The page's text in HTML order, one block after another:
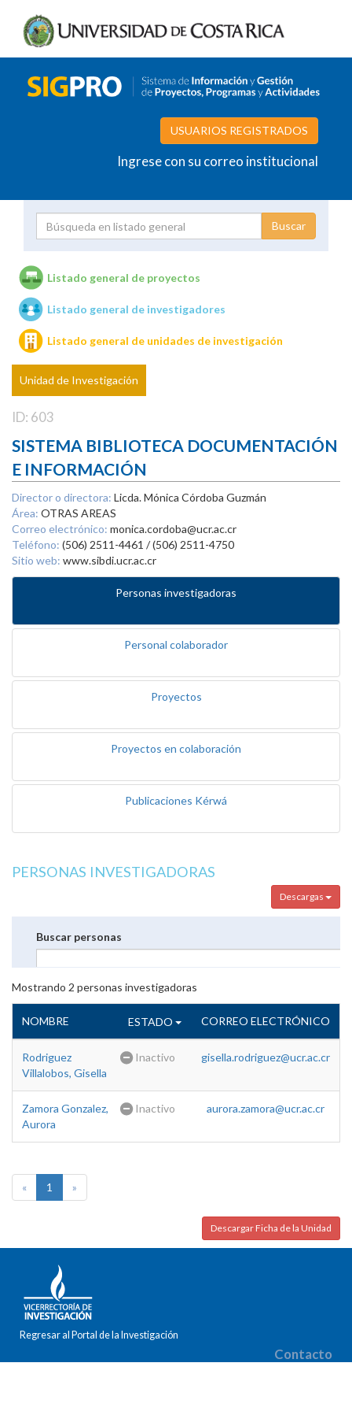
USUARIOS REGISTRADOS
Ingrese con su correo institucional
Unidades de investigación
Listado general de proyectos
Listado general de investigadores
Listado general de unidades de investigación
Unidad de Investigación
ID: 603
SISTEMA BIBLIOTECA DOCUMENTACIÓN
E INFORMACIÓN
Director o directora: Licda. Mónica Córdoba Guzmán
Área: OTRAS AREAS
Correo electrónico: monica.cordoba@ucr.ac.cr
Teléfono: (506) 2511-4461 / (506) 2511-4750
Sitio web: www.sibdi.ucr.ac.cr
Personas investigadoras
Personal colaborador
Proyectos
Proyectos en colaboración
Publicaciones Kérwá
PERSONAS INVESTIGADORAS
Descargas
Buscar personas
Mostrando 2 personas investigadoras
NOMBRE ESTADO CORREO ELECTRÓNICO
Rodriguez
Villalobos, Gisella
Inactivo gisella.rodriguez@ucr.ac.cr
Zamora Gonzalez,
Aurora
Inactivo aurora.zamora@ucr.ac.cr
« 1 »
Descargar Ficha de la Unidad
Regresar al Portal de la Investigación
Contacto